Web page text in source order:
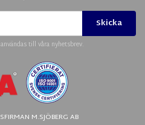
Skicka
till våra nyhetsbrev.
M.SJÖBERG AB